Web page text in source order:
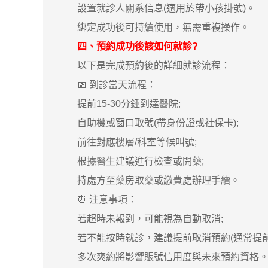
設置就診人關系信息(適用於帶小孩掛號)。
綁定成功後可持續使用，無需重複操作。
四、預約成功後該如何就診?
以下是完成預約後的詳細就診流程：
📅 到診當天流程：
提前15-30分鍾到達醫院;
自助機或窗口取號(帶身份證或社保卡);
前往對應樓層/科室等候叫號;
根據醫生建議進行檢查或開藥;
持處方至藥房取藥或繳費處辦理手續。
⏰ 注意事項：
若超時未報到，可能視為自動取消;
若不能按時就診，建議提前取消預約(通常提
多次爽約將影響賬號信用度與未來預約資格。